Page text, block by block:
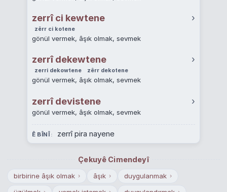
zerrî ci kewtene ›
zêrr ci kotene
gönül vermek, âşık olmak, sevmek
zerrî dekewtene ›
zerri dekowtene zêrr dekotene
gönül vermek, âşık olmak, sevmek
zerrî devistene ›
gönül vermek, âşık olmak, sevmek
Ê BÎNÎ zerrî pira nayene
Çekuyê Cimendeyî
birbirine âşık olmak › âşık › duygulanmak ›